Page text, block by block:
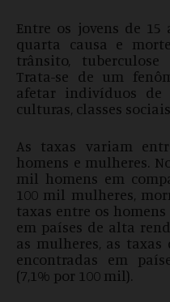
Entre os jovens de
quarta causa e
trânsito,
Trata-se de um
afetar indivíduos de
culturas, classes
As taxas variam
homens e mulheres.
mil homens em
100 mil mulheres,
taxas entre os
em países de alta
as mulheres, as
encontradas em
(7,1% por 100 mil).